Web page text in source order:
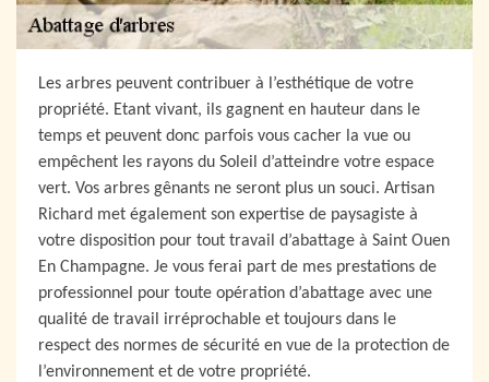
Les arbres peuvent contribuer à l’esthétique de votre
propriété. Etant vivant, ils gagnent en hauteur dans le
temps et peuvent donc parfois vous cacher la vue ou
empêchent les rayons du Soleil d’atteindre votre espace
vert. Vos arbres gênants ne seront plus un souci. Artisan
Richard met également son expertise de paysagiste à
votre disposition pour tout travail d’abattage à Saint Ouen
En Champagne. Je vous ferai part de mes prestations de
professionnel pour toute opération d’abattage avec une
qualité de travail irréprochable et toujours dans le
respect des normes de sécurité en vue de la protection de
l’environnement et de votre propriété.